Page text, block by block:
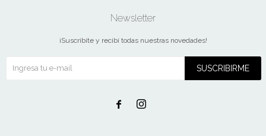
Newsletter
¡Suscribite y recibí todas nuestras novedades!
SUSCRIBIRME
 